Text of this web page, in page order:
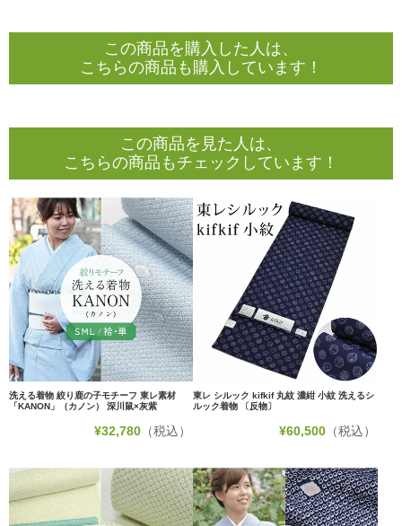
この商品を購入した人は、
こちらの商品も購入しています！
この商品を見た人は、
こちらの商品もチェックしています！
洗える着物 絞り鹿の子モチーフ 東レ素材
「KANON」（カノン） 深川鼠×灰紫
¥32,780 （税込）
東レ シルック kifkif 丸紋 濃紺 小紋 洗えるシ
ルック着物 〔反物〕
¥60,500（税込）